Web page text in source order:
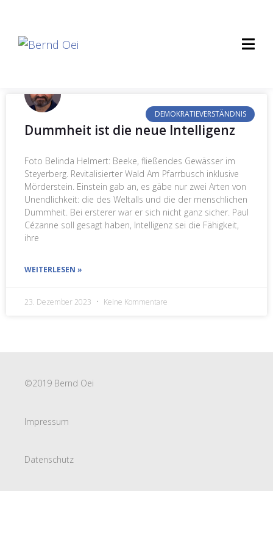
DEMOKRATIEVERSTÄNDNIS
Dummheit ist die neue Intelligenz
Foto Belinda Helmert: Beeke, fließendes Gewässer im
Steyerberg. Revitalisierter Wald Am Pfarrbusch inklusive
Mörderstein. Einstein gab an, es gäbe nur zwei Arten von
Unendlichkeit: die des Weltalls und die der menschlichen
Dummheit. Bei ersterer war er sich nicht ganz sicher. Paul
Cézanne soll gesagt haben, Intelligenz sei die Fähigkeit,
ihre
WEITERLESEN »
23. Dezember 2023 Keine Kommentare
©2019 Bernd Oei
Impressum
Datenschutz